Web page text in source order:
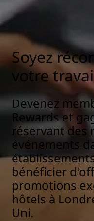
Soyez
votre
Devenez
Rewards et
réservant des
événements
bénéficier
promotions
hôtels à
Uni.